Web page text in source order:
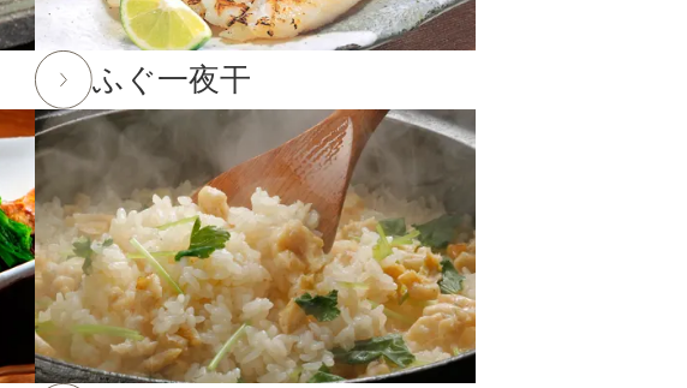
日(土)からのお届けとなります。予めご了承下さい。
切る場合がございます。)
のご注文はお支払い方法変更、またはご注文キャンセルのご案内
ふぐ一夜干